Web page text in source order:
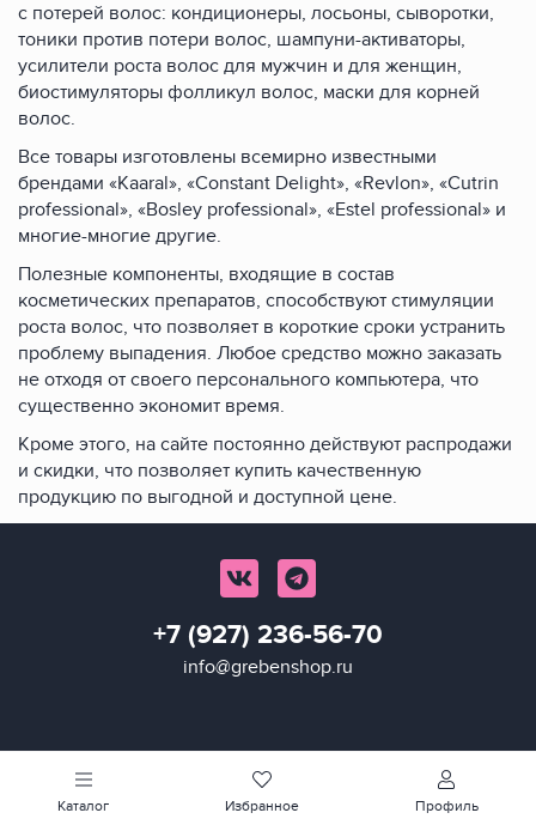
с потерей волос: кондиционеры, лосьоны, сыворотки,
тоники против потери волос, шампуни-активаторы,
усилители роста волос для мужчин и для женщин,
биостимуляторы фолликул волос, маски для корней
волос.
Все товары изготовлены всемирно известными
брендами «Kaaral», «Constant Delight», «Revlon», «Cutrin
professional», «Bosley professional», «Estel professional» и
многие-многие другие.
Полезные компоненты, входящие в состав
косметических препаратов, способствуют стимуляции
роста волос, что позволяет в короткие сроки устранить
проблему выпадения. Любое средство можно заказать
не отходя от своего персонального компьютера, что
существенно экономит время.
Кроме этого, на сайте постоянно действуют распродажи
и скидки, что позволяет купить качественную
продукцию по выгодной и доступной цене.
+7 (927) 236-56-70
info@grebenshop.ru
Каталог Избранное Профиль